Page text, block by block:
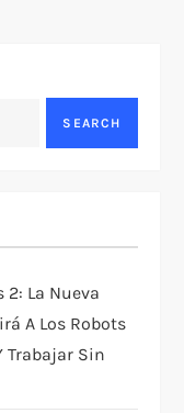
SEARCH
2: La Nueva
A Los Robots
Trabajar Sin